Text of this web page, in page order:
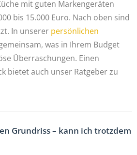
mit guten Markengeräten
bis 15.000 Euro. Nach oben sind
In unserer persönlichen
was in Ihrem Budget
Überraschungen. Einen
bietet auch unser Ratgeber zu
Grundriss – kann ich trotzdem